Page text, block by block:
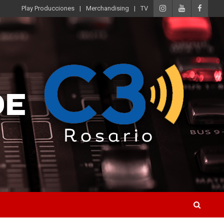
Play Producciones Merchandising TV